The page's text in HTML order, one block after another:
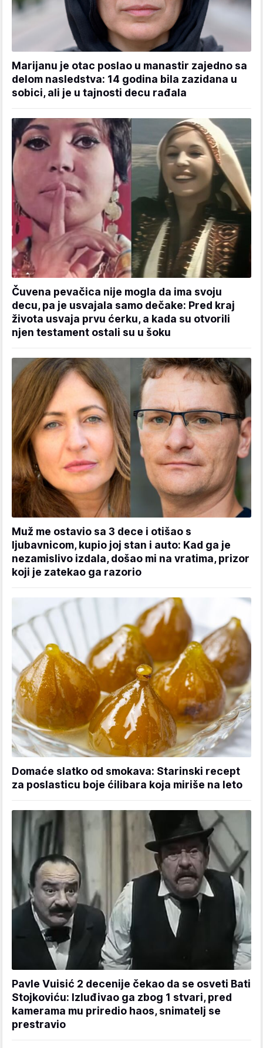
Marijanu je otac poslao u manastir zajedno sa
delom nasledstva: 14 godina bila zazidana u
sobici, ali je u tajnosti decu rađala
Čuvena pevačica nije mogla da ima svoju
decu, pa je usvajala samo dečake: Pred kraj
života usvaja prvu ćerku, a kada su otvorili
njen testament ostali su u šoku
Muž me ostavio sa 3 dece i otišao s
ljubavnicom, kupio joj stan i auto: Kad ga je
nezamislivo izdala, došao mi na vratima, prizor
koji je zatekao ga razorio
Domaće slatko od smokava: Starinski recept
za poslasticu boje ćilibara koja miriše na leto
Pavle Vuisić 2 decenije čekao da se osveti Bati
Stojkoviću: Izluđivao ga zbog 1 stvari, pred
kamerama mu priredio haos, snimatelj se
prestravio